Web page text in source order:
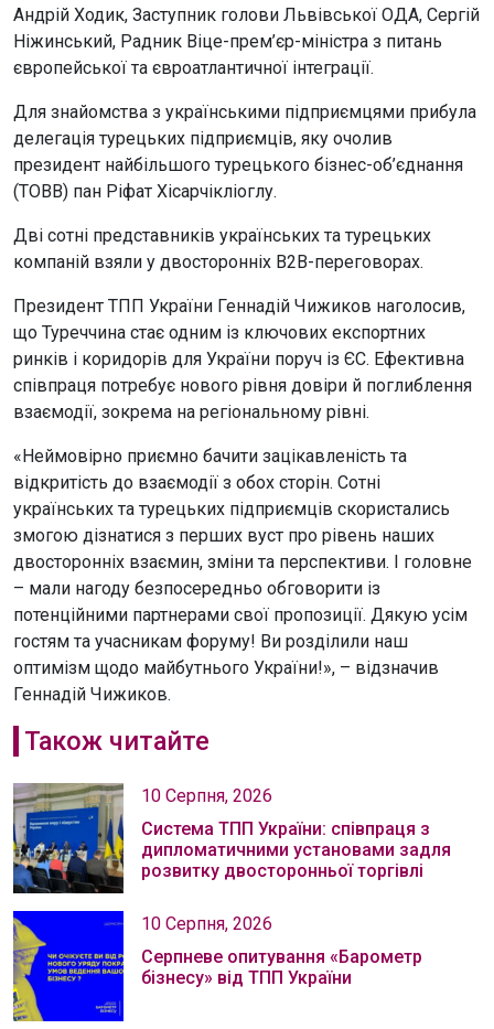
Андрій Ходик, Заступник голови Львівської ОДА, Сергій
Ніжинський, Радник Віце-прем’єр-міністра з питань
європейської та євроатлантичної інтеграції.
Для знайомства з українськими підприємцями прибула
делегація турецьких підприємців, яку очолив
президент найбільшого турецького бізнес-об’єднання
(ТОВВ) пан Ріфат Хісарчікліоглу.
Дві сотні представників українських та турецьких
компаній взяли у двосторонніх B2B-переговорах.
Президент ТПП України Геннадій Чижиков наголосив,
що Туреччина стає одним із ключових експортних
ринків і коридорів для України поруч із ЄС. Ефективна
співпраця потребує нового рівня довіри й поглиблення
взаємодії, зокрема на регіональному рівні.
«Неймовірно приємно бачити зацікавленість та
відкритість до взаємодії з обох сторін. Сотні
українських та турецьких підприємців скористались
змогою дізнатися з перших вуст про рівень наших
двосторонніх взаємин, зміни та перспективи. І головне
– мали нагоду безпосередньо обговорити із
потенційними партнерами свої пропозиції. Дякую усім
гостям та учасникам форуму! Ви розділили наш
оптимізм щодо майбутнього України!», – відзначив
Геннадій Чижиков.
Також читайте
10 Серпня, 2026
Система ТПП України: співпраця з
дипломатичними установами задля
розвитку двосторонньої торгівлі
10 Серпня, 2026
Серпневе опитування «Барометр
бізнесу» від ТПП України